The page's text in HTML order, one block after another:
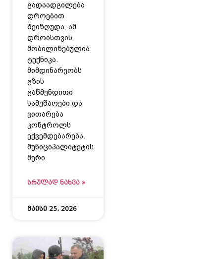
გადაადგილება
დროებით
შეიზღუდა. ამ
დროისთვის
მობილიზებულია
ტექნიკა.
მიმდინარეობს
გზის
გაწმენდითი
სამუშაოები და
ვითარება
კონტროლს
ექვემდებარება.
მუნიციპალიტეტის
მერი
ᲡᲠᲣᲚᲐᲓ ᲜᲐᲮᲕᲐ »
მაისი 25, 2026